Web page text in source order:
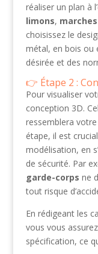
réaliser un plan à
limons, marches
choisissez le
métal, en bois ou
désirée et des
Étape 2 :
Pour visualiser
conception 3D.
ressemblera
étape, il est
modélisation, en
de sécurité. Par
garde-corps ne
tout risque
En rédigeant les
vous vous
spécification, ce